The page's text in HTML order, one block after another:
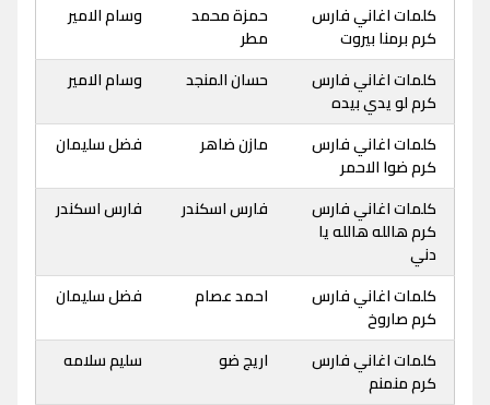
كلمات اغاني فارس
كرم برمنا بيروت
حمزة محمد
مطر
وسام الامير
كلمات اغاني فارس
كرم لو يدي بيده
حسان المنجد وسام الامير
كلمات اغاني فارس
كرم ضوا الاحمر
مازن ضاهر فضل سليمان
كلمات اغاني فارس
كرم هالله هالله يا
دني
فارس اسكندر فارس اسكندر
كلمات اغاني فارس
كرم صاروخ
احمد عصام فضل سليمان
كلمات اغاني فارس
كرم منمنم
اريج ضو سليم سلامه